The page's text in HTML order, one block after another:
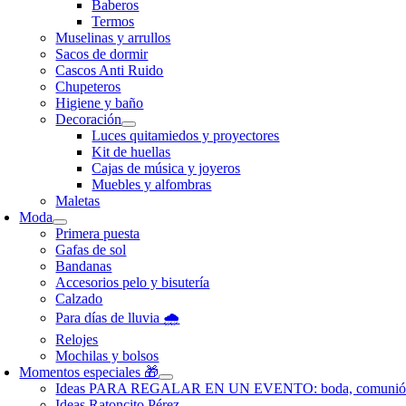
Baberos
Termos
Muselinas y arrullos
Sacos de dormir
Cascos Anti Ruido
Chupeteros
Higiene y baño
Decoración
Luces quitamiedos y proyectores
Kit de huellas
Cajas de música y joyeros
Muebles y alfombras
Maletas
Moda
Primera puesta
Gafas de sol
Bandanas
Accesorios pelo y bisutería
Calzado
Para días de lluvia 🌧️
Relojes
Mochilas y bolsos
Momentos especiales 🎁
Ideas PARA REGALAR EN UN EVENTO: boda,